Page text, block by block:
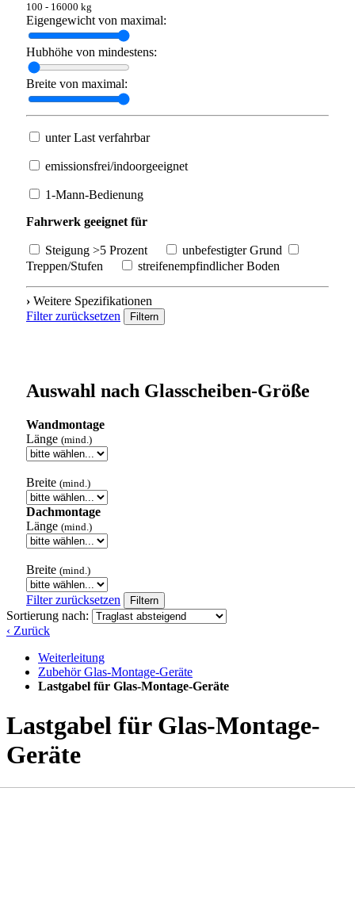
100 - 16000 kg
Eigengewicht von maximal:
Hubhöhe von mindestens:
Breite von maximal:
unter Last verfahrbar
emissionsfrei/indoorgeeignet
1-Mann-Bedienung
Fahrwerk geeignet für
Steigung >5 Prozent
unbefestigter Grund
Treppen/Stufen
streifenempfindlicher Boden
› Weitere Spezifikationen
Filter zurücksetzen
Filtern
Auswahl nach Glasscheiben-Größe
Wandmontage
Länge (mind.)
Breite (mind.)
Dachmontage
Länge (mind.)
Breite (mind.)
Filter zurücksetzen Filtern
Sortierung nach:
‹ Zurück
Weiterleitung
Zubehör Glas-Montage-Geräte
Lastgabel für Glas-Montage-Geräte
Lastgabel für Glas-Montage-
Geräte